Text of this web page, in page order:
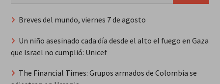
Breves del mundo, viernes 7 de agosto
Un niño asesinado cada día desde el alto el fuego en Gaza
que Israel no cumplió: Unicef
The Financial Times: Grupos armados de Colombia se